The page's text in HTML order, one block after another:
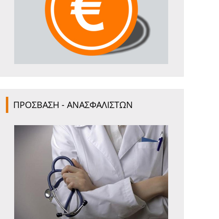
ΠΡΟΣΒΑΣΗ - ΑΝΑΣΦΑΛΙΣΤΩΝ